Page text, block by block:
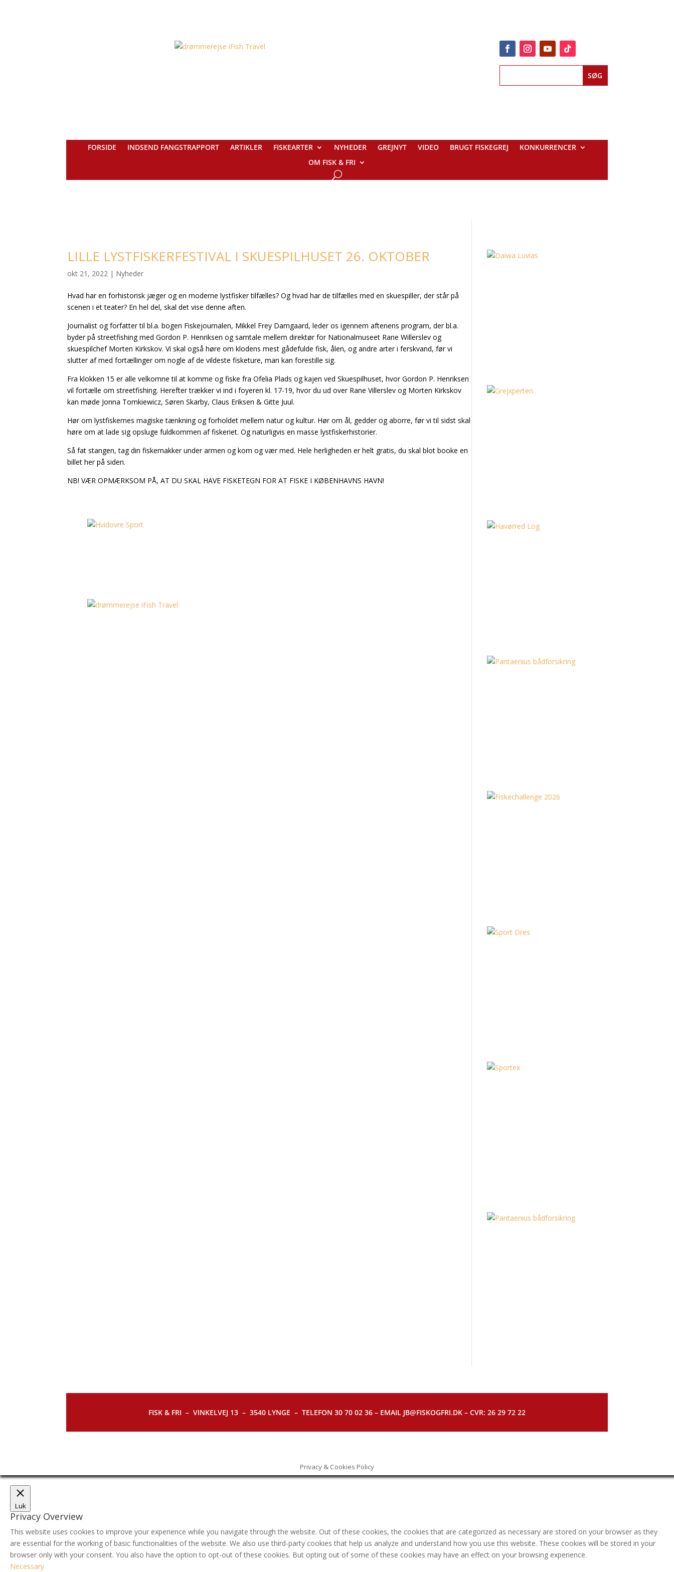
FORSIDE INDSEND FANGSTRAPPORT ARTIKLER FISKEARTER NYHEDER GREJNYT VIDEO BRUGT FISKEGREJ
KONKURRENCER
OM FISK & FRI
LILLE LYSTFISKERFESTIVAL I SKUESPILHUSET 26. OKTOBER
okt 21, 2022 | Nyheder
Hvad har en forhistorisk jæger og en moderne lystfisker tilfælles? Og hvad har de tilfælles med en skuespiller, der står på
scenen i et teater? En hel del, skal det vise denne aften.
Journalist og forfatter til bl.a. bogen Fiskejournalen, Mikkel Frey Damgaard, leder os igennem aftenens program, der bl.a.
byder på streetfishing med Gordon P. Henriksen og samtale mellem direktør for Nationalmuseet Rane Willerslev og
skuespilchef Morten Kirkskov. Vi skal også høre om klodens mest gådefulde fisk, ålen, og andre arter i ferskvand, før vi
slutter af med fortællinger om nogle af de vildeste fisketure, man kan forestille sig.
Fra klokken 15 er alle velkomne til at komme og fiske fra Ofelia Plads og kajen ved Skuespilhuset, hvor Gordon P. Henriksen
vil fortælle om streetfishing. Herefter trækker vi ind i foyeren kl. 17-19, hvor du ud over Rane Villerslev og Morten Kirkskov
kan møde Jonna Tomkiewicz, Søren Skarby, Claus Eriksen & Gitte Juul.
Hør om lystfiskernes magiske tænkning og forholdet mellem natur og kultur. Hør om ål, gedder og aborre, før vi til sidst skal
høre om at lade sig opsluge fuldkommen af fiskeriet. Og naturligvis en masse lystfiskerhistorier.
Så fat stangen, tag din fiskemakker under armen og kom og vær med. Hele herligheden er helt gratis, du skal blot booke en
billet her på siden.
NB! VÆR OPMÆRKSOM PÅ, AT DU SKAL HAVE FISKETEGN FOR AT FISKE I KØBENHAVNS HAVN!
FISK & FRI – VINKELVEJ 13 – 3540 LYNGE – TELEFON 30 70 02 36 – EMAIL JB@FISKOGFRI.DK – CVR: 26 29 72 22
Privacy & Cookies Policy
Luk
Privacy Overview
This website uses cookies to improve your experience while you navigate through the website. Out of these cookies, the cookies that are categorized as necessary are stored on your browser as they
are essential for the working of basic functionalities of the website. We also use third-party cookies that help us analyze and understand how you use this website. These cookies will be stored in your
browser only with your consent. You also have the option to opt-out of these cookies. But opting out of some of these cookies may have an effect on your browsing experience.
Necessary